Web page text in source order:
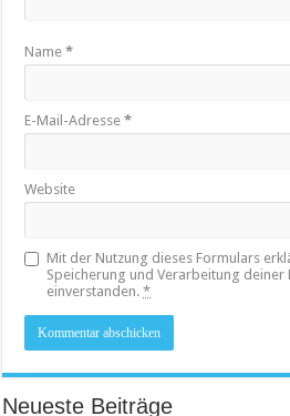
Name*
E-Mail-Adresse*
Website
Mit der Nutzung dieses Formulars
Speicherung und Verarbeitung deiner
einverstanden.*
Neueste Beiträge